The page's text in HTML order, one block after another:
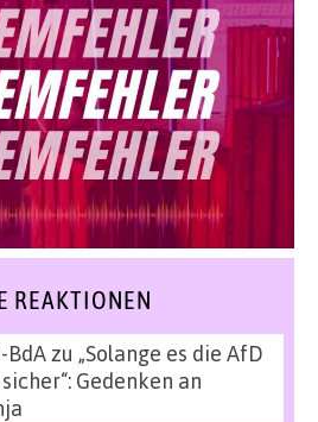
REAKTIONEN
BdAzu „Solange es die AfD
Gedenken an